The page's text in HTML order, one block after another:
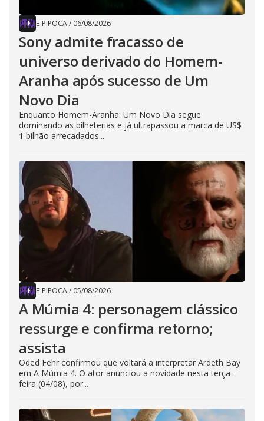
E-PIPOCA/ 06/08/2026
Sony admite fracasso de
universo derivado do Homem-
Aranha após sucesso de Um
Novo Dia
Enquanto Homem-Aranha: Um Novo Dia segue
dominando as bilheterias e já ultrapassou a marca de US$
1 bilhão arrecadados...
E-PIPOCA/ 05/08/2026
A Múmia 4: personagem clássico
ressurge e confirma retorno;
assista
Oded Fehr confirmou que voltará a interpretar Ardeth Bay
em A Múmia 4. O ator anunciou a novidade nesta terça-
feira (04/08), por...